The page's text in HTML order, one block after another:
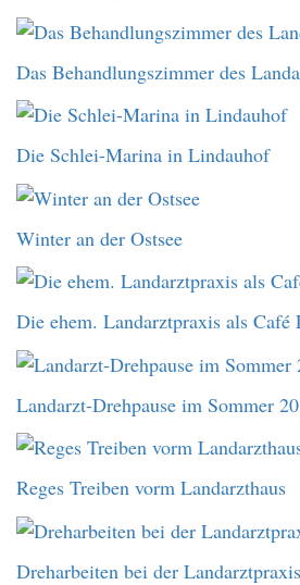
Das Behandlungszimmer des
Die Schlei-Marina in Lindauhof
Winter an der Ostsee
Die ehem. Landarztpraxis als Café
Landarzt-Drehpause im Sommer
Reges Treiben vorm Landarzthaus
Dreharbeiten bei der Landarztpraxis